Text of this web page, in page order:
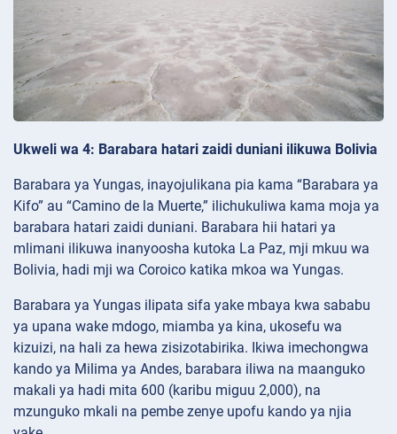
Ukweli wa 4: Barabara hatari zaidi duniani ilikuwa Bolivia
Barabara ya Yungas, inayojulikana pia kama “Barabara ya
Kifo” au “Camino de la Muerte,” ilichukuliwa kama moja ya
barabara hatari zaidi duniani. Barabara hii hatari ya
mlimani ilikuwa inanyoosha kutoka La Paz, mji mkuu wa
Bolivia, hadi mji wa Coroico katika mkoa wa Yungas.
Barabara ya Yungas ilipata sifa yake mbaya kwa sababu
ya upana wake mdogo, miamba ya kina, ukosefu wa
kizuizi, na hali za hewa zisizotabirika. Ikiwa imechongwa
kando ya Milima ya Andes, barabara iliwa na maanguko
makali ya hadi mita 600 (karibu miguu 2,000), na
mzunguko mkali na pembe zenye upofu kando ya njia